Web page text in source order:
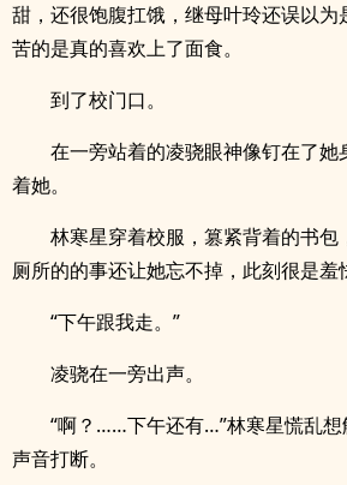
甜，还很饱腹扛饿，继母叶玲还误以为
苦的是真的喜欢上了面食。
到了校门口。
在一旁站着的凌骁眼神像钉在了她
着她。
林寒星穿着校服，篡紧背着的书包
厕所的的事还让她忘不掉，此刻很是羞
“下午跟我走。”
凌骁在一旁出声。
“啊？……下午还有…”林寒星慌乱想
声音打断。